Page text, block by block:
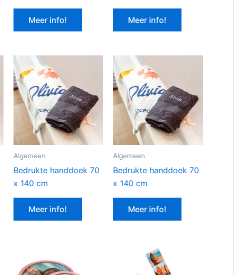
Meer info! Meer info!
Algemeen
Bedrukte handdoek 70
x 140 cm
Meer info!
Algemeen
Bedrukte handdoek 70
x 140 cm
Meer info!